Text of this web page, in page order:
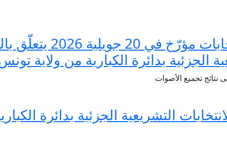
قرار الهيئة العليا
الجزئية بدائرة الكبارية من ولاية تونس
نتائج تجميع الأصوات